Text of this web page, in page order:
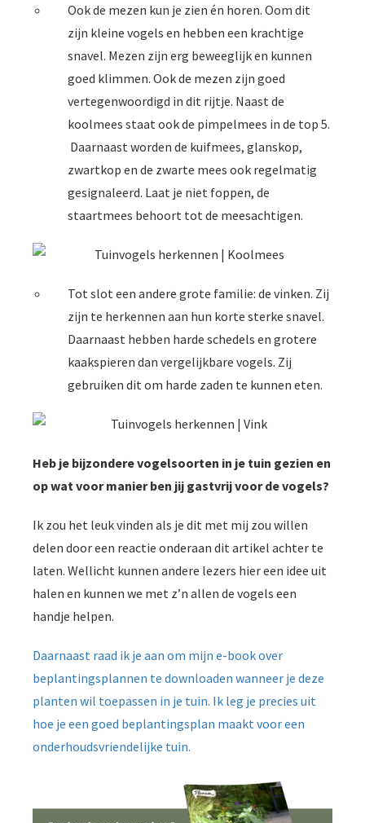
Ook de mezen kun je zien én horen. Oom dit
zijn kleine vogels en hebben een krachtige
snavel. Mezen zijn erg beweeglijk en kunnen
goed klimmen. Ook de mezen zijn goed
vertegenwoordigd in dit rijtje. Naast de
koolmees staat ook de pimpelmees in de top 5.
Daarnaast worden de kuifmees, glanskop,
zwartkop en de zwarte mees ook regelmatig
gesignaleerd. Laat je niet foppen, de
staartmees behoort tot de meesachtigen.
Tot slot een andere grote familie: de vinken. Zij
zijn te herkennen aan hun korte sterke snavel.
Daarnaast hebben harde schedels en grotere
kaakspieren dan vergelijkbare vogels. Zij
gebruiken dit om harde zaden te kunnen eten.
Heb je bijzondere vogelsoorten in je tuin gezien en
op wat voor manier ben jij gastvrij voor de vogels?
Ik zou het leuk vinden als je dit met mij zou willen
delen door een reactie onderaan dit artikel achter te
laten. Wellicht kunnen andere lezers hier een idee uit
halen en kunnen we met z’n allen de vogels een
handje helpen.
Daarnaast raad ik je aan om mijn e-book over
beplantingsplannen te downloaden wanneer je deze
planten wil toepassen in je tuin. Ik leg je precies uit
hoe je een goed beplantingsplan maakt voor een
onderhoudsvriendelijke tuin.